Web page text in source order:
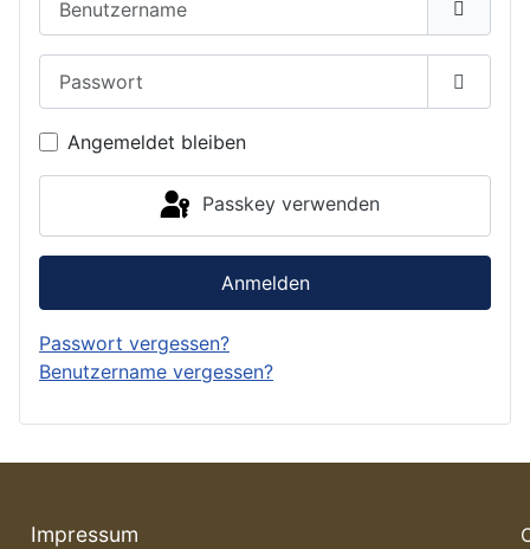
Angemeldet bleiben
Passkey verwenden
Anmelden
Passwort vergessen?
Benutzername vergessen?
Impressum